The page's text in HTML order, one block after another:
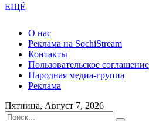
ЕЩЁ
О нас
Реклама на SochiStream
Контакты
Пользовательское соглашение
Народная медиа-группа
Реклама
Пятница, Август 7, 2026